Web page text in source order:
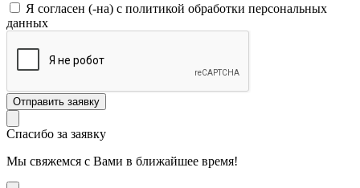
Я согласен (-на) с политикой обработки персональных
данных
Спасибо за заявку
Мы свяжемся с Вами в ближайшее время!